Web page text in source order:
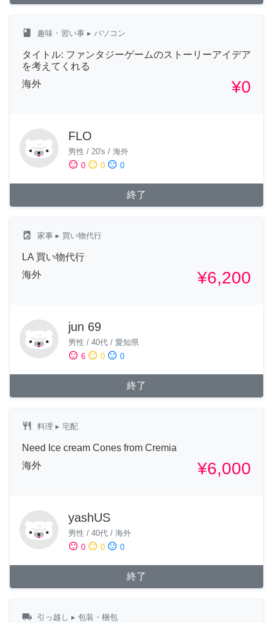
class 趣味・習い事 ▸ パソコン
タイトル: ファンタジーゲームのストーリーアイデア
を考えてくれる
海外
¥0
FLO
男性 / 20's / 海外
sentiment_satisfied 0 sentiment_neutral 0 sentiment_dissatisfied 0
終了
local_laundry_service 家事 ▸ 買い物代行
LA 買い物代行
海外
¥6,200
jun 69
男性 / 40代 / 愛知県
sentiment_satisfied 6 sentiment_neutral 0 sentiment_dissatisfied 0
終了
restaurant 料理 ▸ 宅配
Need Ice cream Cones from Cremia
海外
¥6,000
yashUS
男性 / 40代 / 海外
sentiment_satisfied 0 sentiment_neutral 0 sentiment_dissatisfied 0
終了
local_shipping 引っ越し ▸ 包装・梱包